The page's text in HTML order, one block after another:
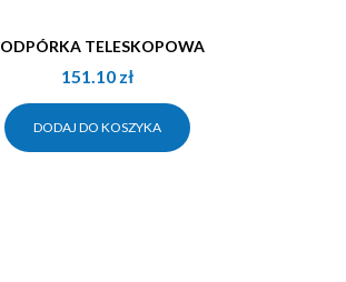
PODPÓRKA TELESKOPOWA
151.10 zł
DODAJ DO KOSZYKA